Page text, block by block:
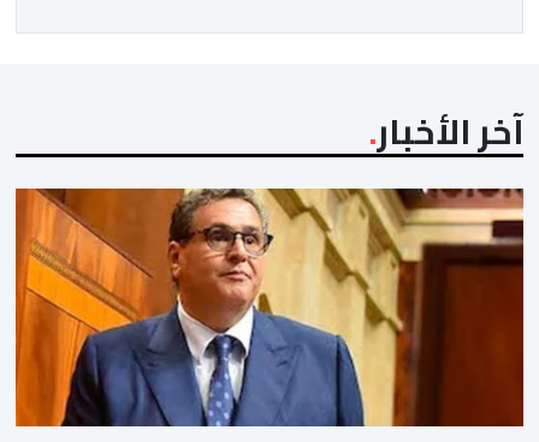
آخر الأخبار